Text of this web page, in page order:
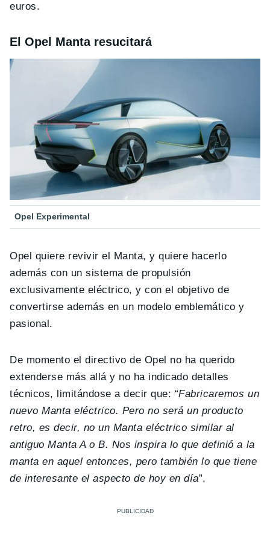
euros.
El Opel Manta resucitará
Opel Experimental
Opel quiere revivir el Manta, y quiere hacerlo
además con un sistema de propulsión
exclusivamente eléctrico, y con el objetivo de
convertirse además en un modelo emblemático y
pasional.
De momento el directivo de Opel no ha querido
extenderse más allá y no ha indicado detalles
técnicos, limitándose a decir que: “Fabricaremos un
nuevo Manta eléctrico. Pero no será un producto
retro, es decir, no un Manta eléctrico similar al
antiguo Manta A o B. Nos inspira lo que definió a la
manta en aquel entonces, pero también lo que tiene
de interesante el aspecto de hoy en día”.